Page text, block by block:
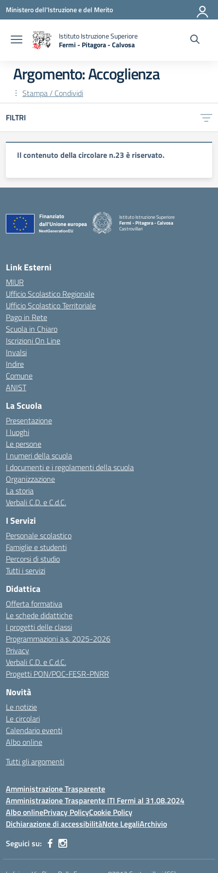
Vai ai contenuti
Vai al menu di navigazione
Vai al footer
Ministero dell'Istruzione e del Merito
Istituto Istruzione Superiore
Fermi - Pitagora - Calvosa
— Visita la pagina iniziale della scuola
Argomento: Accoglienza
Stampa / Condividi
FILTRI
Il contenuto della circolare n.23 è riservato.
Istituto Istruzione Superiore
Fermi - Pitagora - Calvosa
Castrovillari
Link Esterni
MIUR
Ufficio Scolastico Regionale
Ufficio Scolastico Territoriale
Pago in Rete
Scuola in Chiaro
Iscrizioni On Line
Invalsi
Indire
Comune
ANIST
La Scuola
Presentazione
I luoghi
Le persone
I numeri della scuola
I documenti e i regolamenti della scuola
Organizzazione
La storia
Verbali C.D. e C.d.C.
I Servizi
Personale scolastico
Famiglie e studenti
Percorsi di studio
Tutti i servizi
Didattica
Offerta formativa
Le schede didattiche
I progetti delle classi
Programmazioni a.s. 2025-2026
Privacy
Verbali C.D. e C.d.C.
Progetti PON/POC-FESR-PNRR
Novità
Le notizie
Le circolari
Calendario eventi
Albo online
Tutti gli argomenti
Amministrazione Trasparente
Amministrazione Trasparente ITI Fermi al 31.08.2024
Albo onlinePrivacy PolicyCookie Policy
Dichiarazione di accessibilitàNote LegaliArchivio
Seguici su: